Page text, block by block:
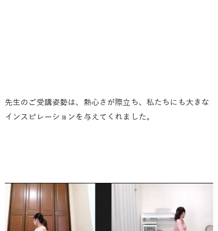
先生のご受講姿勢は、熱心さが際立ち、私たちにも大きな
インスピレーションを与えてくれました。